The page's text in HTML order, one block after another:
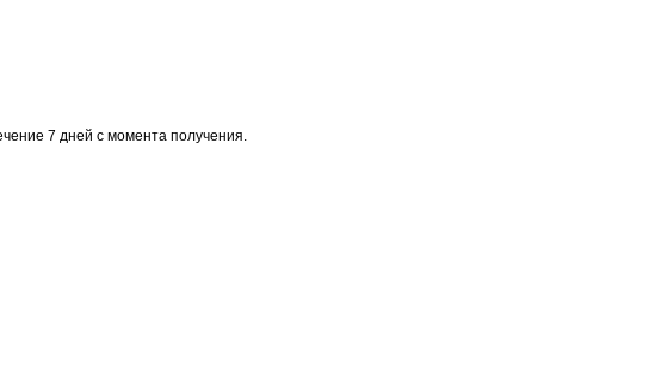
7 дней с момента получения.